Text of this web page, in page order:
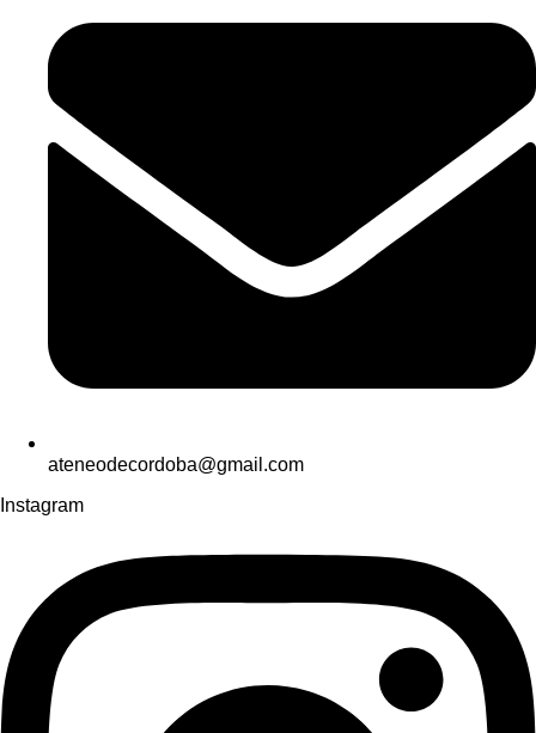
ateneodecordoba@gmail.com
Instagram